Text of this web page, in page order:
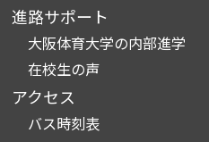
進路サポート
大阪体育大学の内部進学
在校生の声
アクセス
バス時刻表